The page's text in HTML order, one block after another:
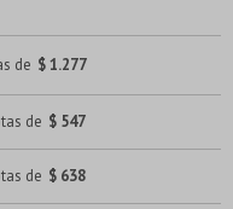
de $ 1.277
de $ 547
de $ 638